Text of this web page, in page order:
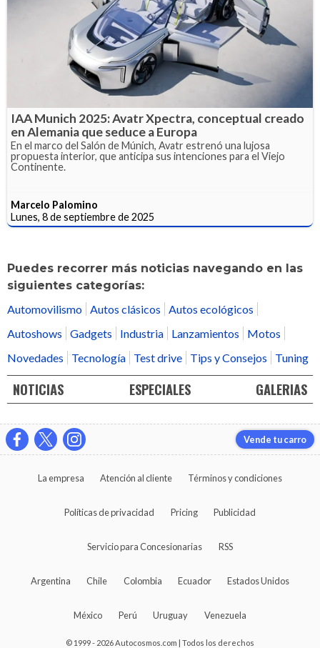
IAA Munich 2025: Avatr Xpectra, conceptual creado
en Alemania que seduce a Europa
En el marco del Salón de Múnich, Avatr estrenó una lujosa
propuesta interior, que anticipa sus intenciones para el Viejo
Continente.
Marcelo Palomino
Lunes, 8 de septiembre de 2025
Puedes recorrer más noticias navegando en las
siguientes categorías:
Automovilismo Autos clásicos
Autos ecológicos
Autoshows
Gadgets Industria Lanzamientos
Motos
Novedades
Tecnología Test drive Tips y Consejos Tuning
NOTICIAS ESPECIALES GALERIAS
Vende tu carro
La empresa Atención al cliente Términos y condiciones
Políticas de privacidad Pricing Publicidad
Servicio para Concesionarias RSS
Argentina Chile Colombia Ecuador Estados Unidos
México Perú Uruguay Venezuela
© 1999 - 2026 Autocosmos.com | Todos los derechos